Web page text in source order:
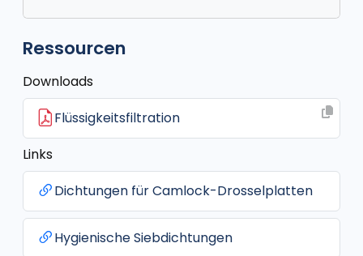
Ressourcen
Downloads
Flüssigkeitsfiltration
Links
Dichtungen für Camlock-Drosselplatten
Hygienische Siebdichtungen